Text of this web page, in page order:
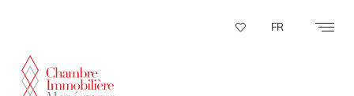
FR